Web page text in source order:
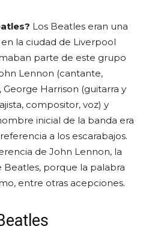
Los Beatles eran una
la ciudad de Liverpool
parte de este grupo
Lennon (cantante,
Harrison (guitarra y
compositor, voz) y
inicial de la banda era
a los escarabajos.
de John Lennon, la
porque la palabra
entre otras acepciones.